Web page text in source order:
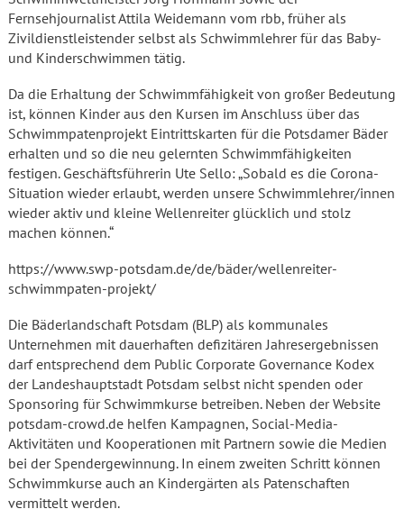
Fernsehjournalist Attila Weidemann vom rbb, früher als
Zivildienstleistender selbst als Schwimmlehrer für das Baby-
und Kinderschwimmen tätig.
Da die Erhaltung der Schwimmfähigkeit von großer Bedeutung
ist, können Kinder aus den Kursen im Anschluss über das
Schwimmpatenprojekt Eintrittskarten für die Potsdamer Bäder
erhalten und so die neu gelernten Schwimmfähigkeiten
festigen. Geschäftsführerin Ute Sello: „Sobald es die Corona-
Situation wieder erlaubt, werden unsere Schwimmlehrer/innen
wieder aktiv und kleine Wellenreiter glücklich und stolz
machen können.“
https://www.swp-potsdam.de/de/bäder/wellenreiter-
schwimmpaten-projekt/
Die Bäderlandschaft Potsdam (BLP) als kommunales
Unternehmen mit dauerhaften defizitären Jahresergebnissen
darf entsprechend dem Public Corporate Governance Kodex
der Landeshauptstadt Potsdam selbst nicht spenden oder
Sponsoring für Schwimmkurse betreiben. Neben der Website
potsdam-crowd.de helfen Kampagnen, Social-Media-
Aktivitäten und Kooperationen mit Partnern sowie die Medien
bei der Spendergewinnung. In einem zweiten Schritt können
Schwimmkurse auch an Kindergärten als Patenschaften
vermittelt werden.